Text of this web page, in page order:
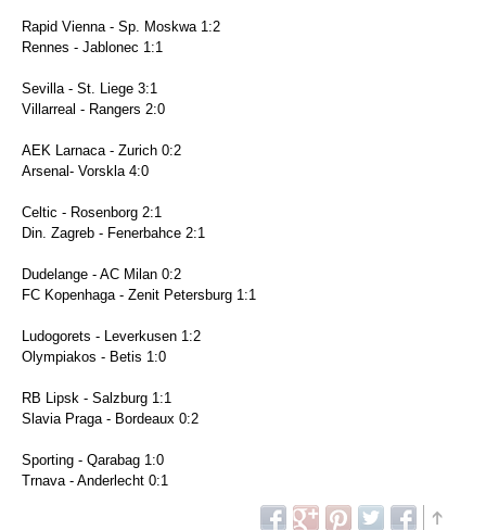
Rapid Vienna - Sp. Moskwa 1:2
Rennes - Jablonec 1:1
Sevilla - St. Liege 3:1
Villarreal - Rangers 2:0
AEK Larnaca - Zurich 0:2
Arsenal- Vorskla 4:0
Celtic - Rosenborg 2:1
Din. Zagreb - Fenerbahce 2:1
Dudelange - AC Milan 0:2
FC Kopenhaga - Zenit Petersburg 1:1
Ludogorets - Leverkusen 1:2
Olympiakos - Betis 1:0
RB Lipsk - Salzburg 1:1
Slavia Praga - Bordeaux 0:2
Sporting - Qarabag 1:0
Trnava - Anderlecht 0:1